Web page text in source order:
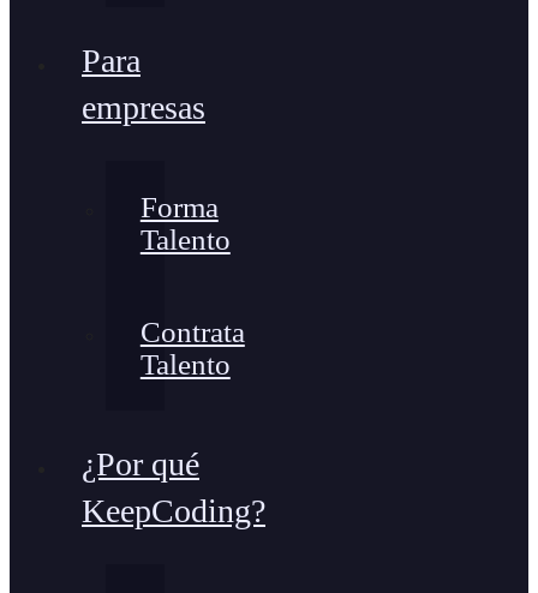
Para
empresas
Forma
Talento
Contrata
Talento
¿Por qué
KeepCoding?